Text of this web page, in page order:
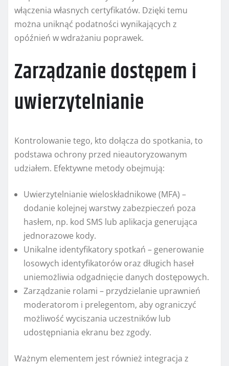
włączenia własnych certyfikatów. Dzięki temu
można uniknąć podatności wynikających z
opóźnień w wdrażaniu poprawek.
Zarządzanie dostępem i
uwierzytelnianie
Kontrolowanie tego, kto dołącza do spotkania, to
podstawa ochrony przed nieautoryzowanym
udziałem. Efektywne metody obejmują:
Uwierzytelnianie wieloskładnikowe (MFA) –
dodanie kolejnej warstwy zabezpieczeń poza
hasłem, np. kod SMS lub aplikacja generująca
jednorazowe kody.
Unikalne identyfikatory spotkań – generowanie
losowych identyfikatorów oraz długich haseł
uniemożliwia odgadnięcie danych dostępowych.
Zarządzanie rolami – przydzielanie uprawnień
moderatorom i prelegentom, aby ograniczyć
możliwość wyciszania uczestników lub
udostępniania ekranu bez zgody.
Ważnym elementem jest również integracja z